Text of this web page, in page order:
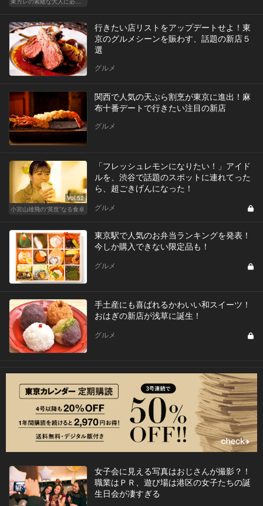
行きたい店リストをアップデートせよ！東
京のグルメシーンを賑わす、話題の新店５
選
グルメ
関西で人気の天ぷら割烹が東京に進出！麻
布十番デートで行きたい注目の新店
グルメ
Vol.52
小宮山雄飛の“英世”なる食卓
「フレッシュレモンになりたい！」アイド
ルを、渋谷で話題のスポットに連れてった
ら、超ごきげんになった！
グルメ
東京駅で人気のお弁当ランキングを発表！
今しか購入できない限定品も！
グルメ
手土産にも喜ばれるかわいい和スイーツ！
おはぎの新店が浅草に誕生！
グルメ
女子会に見える写真はおじさんが撮影？！
職業はＰＲ、遊び場は港区の女子たちの誕
生日会が凄すぎる